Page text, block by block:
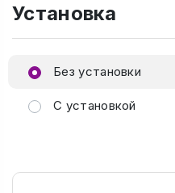
Установка
Без установки
С установкой